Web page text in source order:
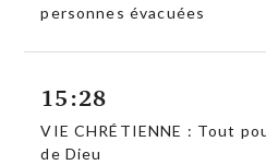
personnes évacuées
15:28
VIE CHRÉTIENNE : Tout
de Dieu